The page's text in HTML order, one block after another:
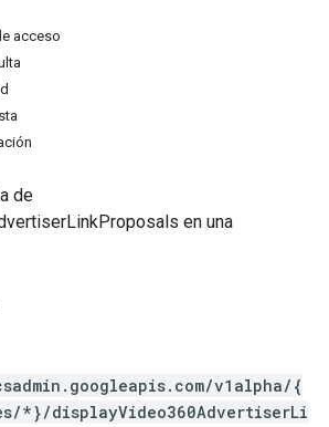
acceso
de
en una
v1alpha/{
*}/displayVideo360AdvertiserLi